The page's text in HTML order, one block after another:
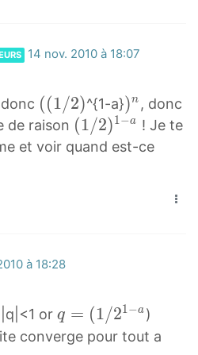
14 nov. 2010 à 18:07
(
(
1
1
2
)
((1/2)^{1-a})
n
)
)n , donc
de raison (
1
1
/
(1/2)1−a ! Je te
et voir quand est-ce
à 18:28
or q
=
q = (1/21−a )
converge pour tout a